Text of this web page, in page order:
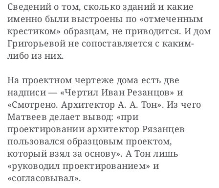
Сведений о том, сколько зданий и какие
именно были выстроены по «отмеченным
крестиком» образцам, не приводится. И дом
Григорьевой не сопоставляется с каким-
либо из них.
На проектном чертеже дома есть две
надписи — «Чертил Иван Резанцов» и
«Смотрено. Архитектор А. А. Тон». Из чего
Матвеев делает вывод: «при
проектировании архитектор Рязанцев
пользовался образцовым проектом,
который взял за основу». А Тон лишь
«руководил проектированием» и
«согласовывал».